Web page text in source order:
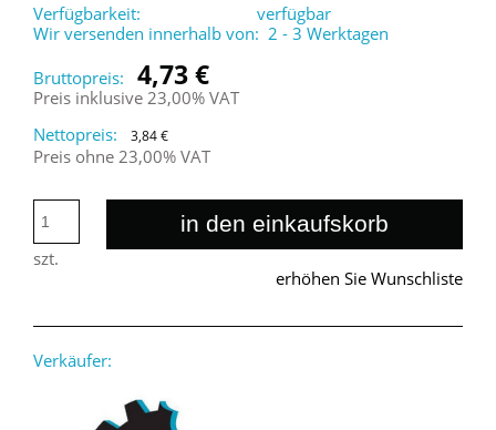
Verfügbarkeit:
verfügbar
Wir versenden innerhalb von: 2 - 3 Werktagen
Bruttopreis:
4,73 €
Preis inklusive 23,00% VAT
Nettopreis:
3,84 €
Preis ohne 23,00% VAT
szt.
in den einkaufskorb
erhöhen Sie Wunschliste
Verkäufer: